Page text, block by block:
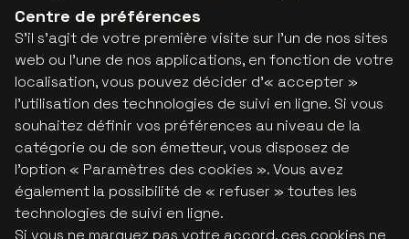
Centre de préférences
S'il s'agit de votre première visite sur l'un de nos sites
web ou l'une de nos applications, en fonction de votre
localisation, vous pouvez décider d'« accepter »
l’utilisation des technologies de suivi en ligne. Si vous
souhaitez définir vos préférences au niveau de la
catégorie ou de son émetteur, vous disposez de
l'option « Paramètres des cookies ». Vous avez
également la possibilité de « refuser » toutes les
technologies de suivi en ligne.
Si vous ne marquez pas votre accord, ces cookies ne